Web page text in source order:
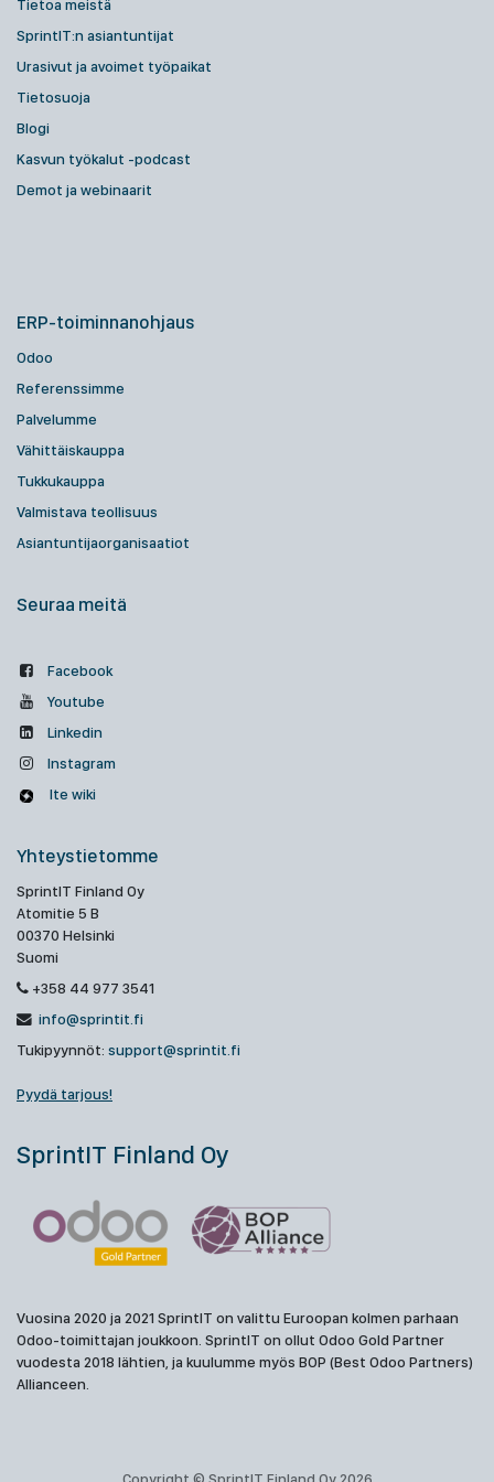
Tietoa meistä
SprintIT:n asiantuntijat
Urasivut ja avoimet työpaikat
Tietosuoja
Blogi
Kasvun työkalut -podcast
Demot ja webinaarit
ERP-toiminnanohjaus
Odoo
Referenssimme
Palvelumme
Vähittäiskauppa
Tukkukauppa
Valmistava teollisuus
Asiantuntijaorganisaatiot
Seuraa meitä
Facebook
Youtube
Linkedin
Instagram
Ite wiki
Yhteystietomme
SprintIT Finland Oy
Atomitie 5 B
00370 Helsinki
Suomi
+358 44 977 3541
info@sprintit.fi
Tukipyynnöt: support@sprintit.fi
Pyydä tarjous!
SprintIT Finland Oy
Vuosina 2020 ja 2021 SprintIT on valittu Euroopan kolmen parhaan
Odoo-toimittajan joukkoon. SprintIT on ollut Odoo Gold Partner
vuodesta 2018 lähtien, ja kuulumme myös BOP (Best Odoo Partners)
Allianceen.
Copyright © SprintIT Finland Oy 2026